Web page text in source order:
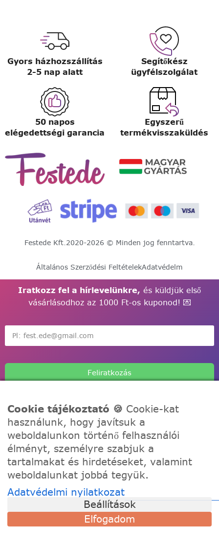
Gyors házhozszállítás
2-5 nap alatt
Segítőkész
ügyfélszolgálat
50 napos
elégedettségi garancia
Egyszerű
termékvisszaküldés
Festede Kft.2020-2026 © Minden jog fenntartva.
Általános Szerződési FeltételekAdatvédelm
Iratkozz fel a hírlevelünkre, és küldjük első
vásárlásodhoz az 1000 Ft-os kuponod! 💌
Feliratkozás
A Festede számozott kifestőkkel te is alkothatsz, akár egy
igazi művész! Fesd meg a remekműved korábbi
tapasztalat nélkül, töltődj fel és fejezd ki a kreativitásod!
TÁMOGATÁS
Szállítási információk
Visszaküldés és csere
Cookie tájékoztató 🍪 Cookie-kat
használunk, hogy javítsuk a
weboldalunkon történő felhasználói
élményt, személyre szabjuk a
tartalmakat és hirdetéseket, valamint
weboldalunkat jobbá tegyük.
Adatvédelmi nyilatkozat
Beállítások
Elfogadom